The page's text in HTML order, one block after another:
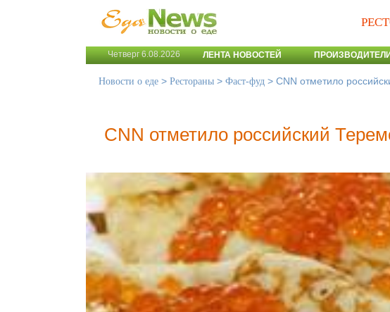
Четверг 6.08.2026 ЛЕНТА НОВОСТЕЙ
Новости о еде > Рестораны > Фаст-фуд > CNN отметило
CNN отметило российский